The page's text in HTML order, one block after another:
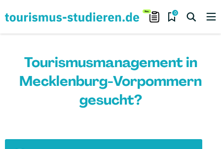
0
Tourismusmanagement in
Mecklenburg-Vorpommern
gesucht?